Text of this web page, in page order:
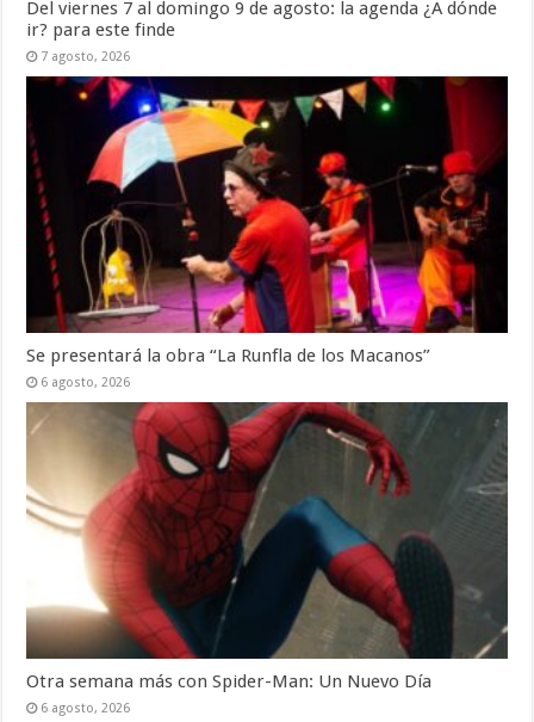
Del viernes 7 al domingo 9 de agosto: la agenda ¿A dónde
ir? para este finde
7 agosto, 2026
Se presentará la obra “La Runfla de los Macanos”
6 agosto, 2026
Otra semana más con Spider-Man: Un Nuevo Día
6 agosto, 2026